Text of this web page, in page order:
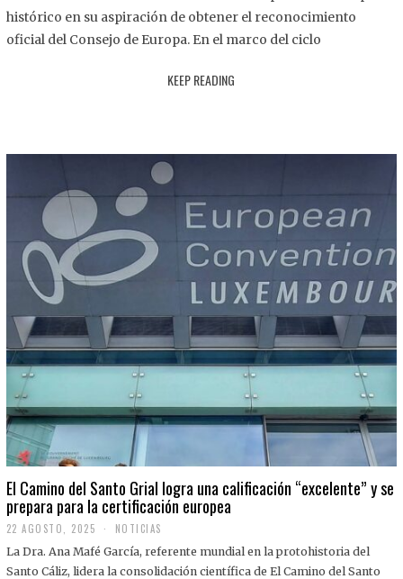
2
histórico en su aspiración de obtener el reconocimiento
oficial del Consejo de Europa. En el marco del ciclo
KEEP READING
El Camino del Santo Grial logra una calificación “excelente” y se
prepara para la certificación europea
22 AGOSTO, 2025
2
A
G
NOTICIAS
La Dra. Ana Mafé García, referente mundial en la protohistoria del
Santo Cáliz, lidera la consolidación científica de El Camino del Santo